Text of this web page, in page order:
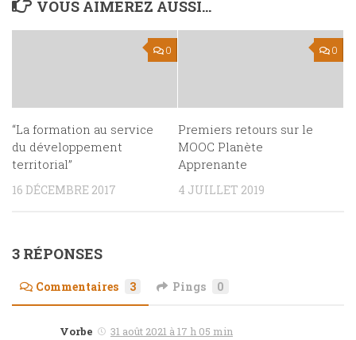
VOUS AIMEREZ AUSSI...
0
“La formation au service
du développement
territorial”
16 DÉCEMBRE 2017
0
Premiers retours sur le
MOOC Planète
Apprenante
4 JUILLET 2019
3 RÉPONSES
Commentaires 3 Pings 0
Vorbe 31 août 2021 à 17 h 05 min